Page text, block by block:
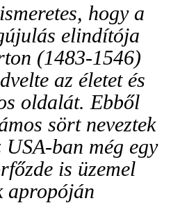
hogy a
elindítója
(1483-1546)
az életet és
oldalát. Ebből
sört neveztek
ban még egy
is üzemel
apropóján